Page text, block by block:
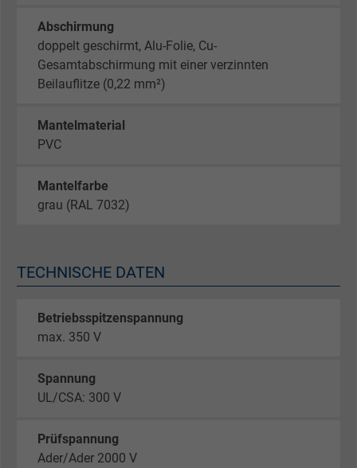
Abschirmung
doppelt geschirmt, Alu-Folie, Cu-
Gesamtabschirmung mit einer verzinnten
Beilauflitze (0,22 mm²)
Mantelmaterial
PVC
Mantelfarbe
grau (RAL 7032)
TECHNISCHE DATEN
Betriebsspitzenspannung
max. 350 V
Spannung
UL/CSA: 300 V
Prüfspannung
Ader/Ader 2000 V